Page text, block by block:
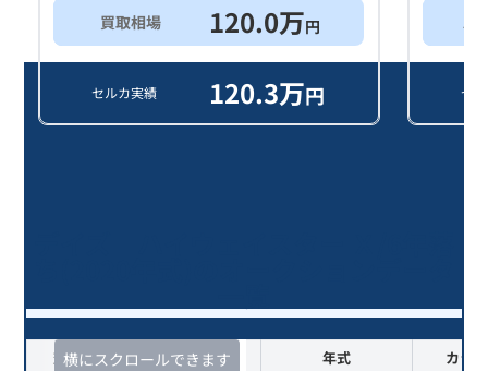
買取相場 120.0万円
セルカ実績 120.3万円 セ
横にスクロールできます
査定時期 セルカ実績 年式 カラー